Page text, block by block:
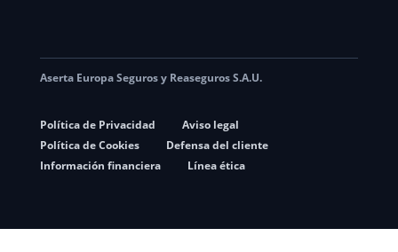
Aserta Europa Seguros y Reaseguros S.A.U.
Política de Privacidad
Aviso legal
Política de Cookies
Defensa del cliente
Información financiera
Línea ética